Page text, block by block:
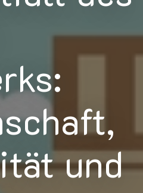
und